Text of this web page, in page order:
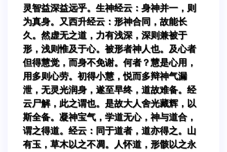
灵智益深益远乎。生神经云：身神并一，则
为真身。又西升经云：形神合同，故能长
久。然虚无之道，力有浅深，深则兼被于
形，浅则惟及于心。被形者神人也。及心者
但得慧觉，而身不免谢。何者？慧是心用，
用多则心劳。初得小慧，悦而多辩神气漏
泄，无灵光润身，遂至早终，道故难备。经
云尸解，此之谓也。是故大人舍光藏辉，以
斯全备。凝神宝气，学道无心，神与道合，
谓之得道。经云：同于道者，道亦得之。山
有玉，草木以之不凋。人怀道，形骸以之永